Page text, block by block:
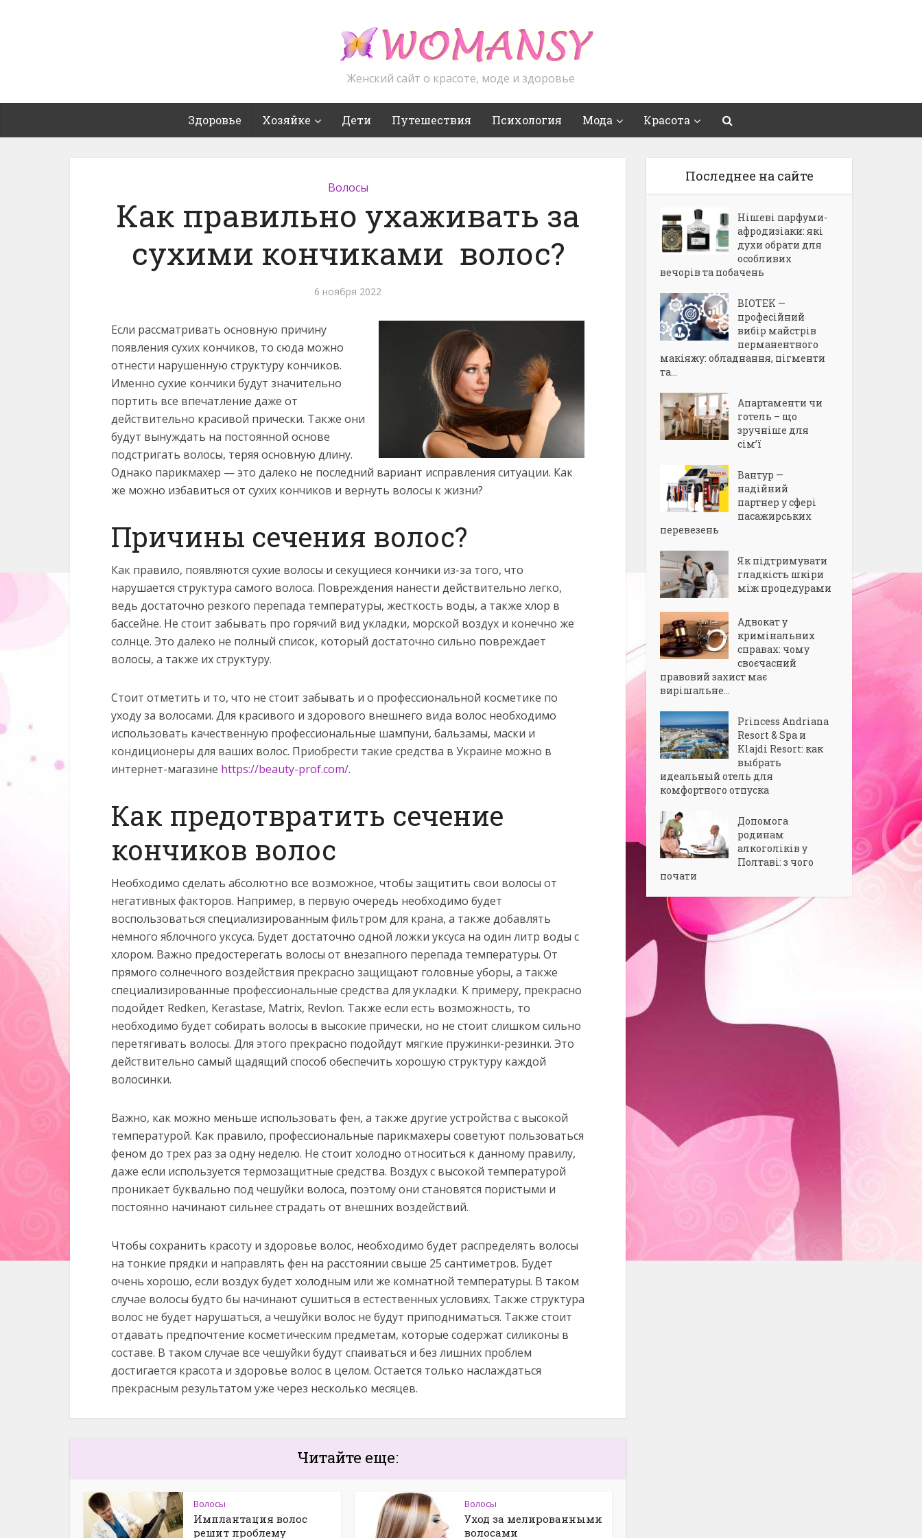
Женский сайт о красоте, моде и здоровье
Здоровье Хозяйке Дети Путешествия Психология Мода Красота
Волосы
Как правильно ухаживать за
сухими кончиками волос?
6 ноября 2022
Если рассматривать основную причину
появления сухих кончиков, то сюда можно
отнести нарушенную структуру кончиков.
Именно сухие кончики будут значительно
портить все впечатление даже от
действительно красивой прически. Также они
будут вынуждать на постоянной основе
подстригать волосы, теряя основную длину.
Однако парикмахер — это далеко не последний вариант исправления ситуации. Как
же можно избавиться от сухих кончиков и вернуть волосы к жизни?
Причины сечения волос?
Как правило, появляются сухие волосы и секущиеся кончики из-за того, что
нарушается структура самого волоса. Повреждения нанести действительно легко,
ведь достаточно резкого перепада температуры, жесткость воды, а также хлор в
бассейне. Не стоит забывать про горячий вид укладки, морской воздух и конечно же
солнце. Это далеко не полный список, который достаточно сильно повреждает
волосы, а также их структуру.
Стоит отметить и то, что не стоит забывать и о профессиональной косметике по
уходу за волосами. Для красивого и здорового внешнего вида волос необходимо
использовать качественную профессиональные шампуни, бальзамы, маски и
кондиционеры для ваших волос. Приобрести такие средства в Украине можно в
интернет-магазине https://beauty-prof.com/.
Как предотвратить сечение
кончиков волос
Необходимо сделать абсолютно все возможное, чтобы защитить свои волосы от
негативных факторов. Например, в первую очередь необходимо будет
воспользоваться специализированным фильтром для крана, а также добавлять
немного яблочного уксуса. Будет достаточно одной ложки уксуса на один литр воды с
хлором. Важно предостерегать волосы от внезапного перепада температуры. От
прямого солнечного воздействия прекрасно защищают головные уборы, а также
специализированные профессиональные средства для укладки. К примеру, прекрасно
подойдет Redken, Kerastase, Matrix, Revlon. Также если есть возможность, то
необходимо будет собирать волосы в высокие прически, но не стоит слишком сильно
перетягивать волосы. Для этого прекрасно подойдут мягкие пружинки-резинки. Это
действительно самый щадящий способ обеспечить хорошую структуру каждой
волосинки.
Важно, как можно меньше использовать фен, а также другие устройства с высокой
температурой. Как правило, профессиональные парикмахеры советуют пользоваться
феном до трех раз за одну неделю. Не стоит холодно относиться к данному правилу,
даже если используется термозащитные средства. Воздух с высокой температурой
проникает буквально под чешуйки волоса, поэтому они становятся пористыми и
постоянно начинают сильнее страдать от внешних воздействий.
Чтобы сохранить красоту и здоровье волос, необходимо будет распределять волосы
на тонкие прядки и направлять фен на расстоянии свыше 25 сантиметров. Будет
очень хорошо, если воздух будет холодным или же комнатной температуры. В таком
случае волосы будто бы начинают сушиться в естественных условиях. Также структура
волос не будет нарушаться, а чешуйки волос не будут приподниматься. Также стоит
отдавать предпочтение косметическим предметам, которые содержат силиконы в
составе. В таком случае все чешуйки будут спаиваться и без лишних проблем
достигается красота и здоровье волос в целом. Остается только наслаждаться
прекрасным результатом уже через несколько месяцев.
Читайте еще:
Волосы
Имплантация волос
решит проблему
Волосы
Уход за мелированными
волосами
Последнее на сайте
Нішеві парфуми-
афродизіаки: які
духи обрати для
особливих
вечорів та побачень
BIOTEK —
професійний
вибір майстрів
перманентного
макіяжу: обладнання, пігменти
та...
Апартаменти чи
готель – що
зручніше для
сім’ї
Вантур —
надійний
партнер у сфері
пасажирських
перевезень
Як підтримувати
гладкість шкіри
між процедурами
Адвокат у
кримінальних
справах: чому
своєчасний
правовий захист має
вирішальне...
Princess Andriana
Resort & Spa и
Klajdi Resort: как
выбрать
идеальный отель для
комфортного отпуска
Допомога
родинам
алкоголіків у
Полтаві: з чого
почати